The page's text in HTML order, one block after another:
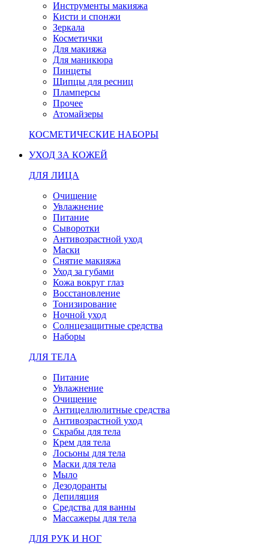
Инструменты макияжа
Кисти и спонжи
Зеркала
Косметички
Для макияжа
Для маникюра
Пинцеты
Щипцы для ресниц
Пламперсы
Прочее
Атомайзеры
КОСМЕТИЧЕСКИЕ НАБОРЫ
УХОД ЗА КОЖЕЙ
ДЛЯ ЛИЦА
Очищение
Увлажнение
Питание
Сыворотки
Антивозрастной уход
Маски
Снятие макияжа
Уход за губами
Кожа вокруг глаз
Восстановление
Тонизирование
Ночной уход
Солнцезащитные средства
Наборы
ДЛЯ ТЕЛА
Питание
Увлажнение
Очищение
Антицеллюлитные средства
Антивозрастной уход
Скрабы для тела
Крем для тела
Лосьоны для тела
Маски для тела
Мыло
Дезодоранты
Депиляция
Средства для ванны
Массажеры для тела
ДЛЯ РУК И НОГ